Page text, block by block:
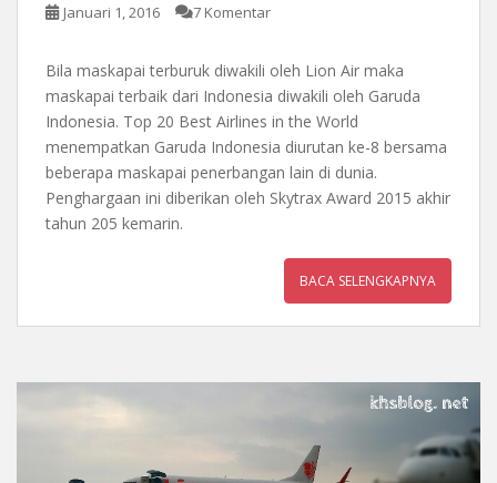
Januari 1, 2016 7 Komentar
Bila maskapai terburuk diwakili oleh Lion Air maka
maskapai terbaik dari Indonesia diwakili oleh Garuda
Indonesia. Top 20 Best Airlines in the World
menempatkan Garuda Indonesia diurutan ke-8 bersama
beberapa maskapai penerbangan lain di dunia.
Penghargaan ini diberikan oleh Skytrax Award 2015 akhir
tahun 205 kemarin.
BACA SELENGKAPNYA